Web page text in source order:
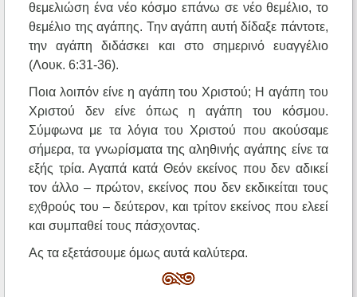
θεμελιώση ένα νέο κόσμο επάνω σε νέο θεμέλιο, το
θεμέλιο της αγάπης. Την αγάπη αυτή δίδαξε πάντοτε,
την αγάπη διδάσκει και στο σημερινό ευαγγέλιο
(Λουκ. 6:31-36).
Ποια λοιπόν είνε η αγάπη του Χριστού; Η αγάπη του
Χριστού δεν είνε όπως η αγάπη του κόσμου.
Σύμφωνα με τα λόγια του Χριστού που ακούσαμε
σήμερα, τα γνωρίσματα της αληθινής αγάπης είνε τα
εξής τρία. Αγαπά κατά Θεόν εκείνος που δεν αδικεί
τον άλλο – πρώτον, εκείνος που δεν εκδικείται τους
εχθρούς του – δεύτερον, και τρίτον εκείνος που ελεεί
και συμπαθεί τους πάσχοντας.
Ας τα εξετάσουμε όμως αυτά καλύτερα.